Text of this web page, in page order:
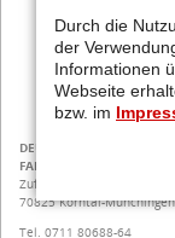
DEUTSCHE
FAHRLEHRER-AKADEMIE
Zuffenhauser Str. 3
70825 Korntal-Münchingen
Tel. 0711 80688-64
Durch die
der
Informationen
Webseite
bzw. im